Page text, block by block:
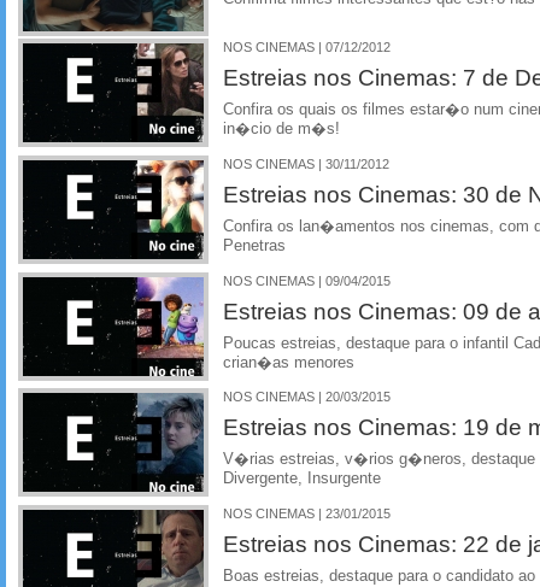
NOS CINEMAS | 07/12/2012
Estreias nos Cinemas: 7 de
Confira os quais os filmes estar�o num
in�cio de m�s!
NOS CINEMAS | 30/11/2012
Estreias nos Cinemas: 30 de
Confira os lan�amentos nos cinemas, com
Penetras
NOS CINEMAS | 09/04/2015
Estreias nos Cinemas: 09 de
Poucas estreias, destaque para o infantil
crian�as menores
NOS CINEMAS | 20/03/2015
Estreias nos Cinemas: 19 de
V�rias estreias, v�rios g�neros, destaque
Divergente, Insurgente
NOS CINEMAS | 23/01/2015
Estreias nos Cinemas: 22 de
Boas estreias, destaque para o candidato